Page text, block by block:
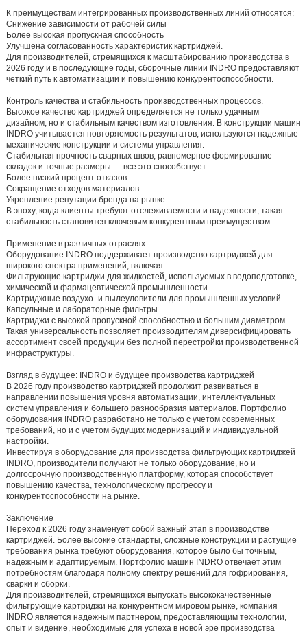
К преимуществам интегрированных производственных линий относятся:
Снижение зависимости от рабочей силы
Более высокая пропускная способность
Улучшена согласованность характеристик картриджей.
Для производителей, стремящихся к масштабированию производства в
2026 году и в последующие годы, сборочные линии INDRO предоставляют
четкий путь к автоматизации и повышению конкурентоспособности.
Контроль качества и стабильность производственных процессов.
Высокое качество картриджей определяется не только удачным
дизайном, но и стабильным качеством изготовления. В конструкции машин
INDRO учитывается повторяемость результатов, используются надежные
механические конструкции и системы управления.
Стабильная прочность сварных швов, равномерное формирование
складок и точные размеры — все это способствует:
Более низкий процент отказов
Сокращение отходов материалов
Укрепление репутации бренда на рынке
В эпоху, когда клиенты требуют отслеживаемости и надежности, такая
стабильность становится ключевым конкурентным преимуществом.
Применение в различных отраслях
Оборудование INDRO поддерживает производство картриджей для
широкого спектра применений, включая:
Фильтрующие картриджи для жидкостей, используемых в водоподготовке,
химической и фармацевтической промышленности.
Картриджные воздухо- и пылеуловители для промышленных условий
Капсульные и лабораторные фильтры
Картриджи с высокой пропускной способностью и большим диаметром
Такая универсальность позволяет производителям диверсифицировать
ассортимент своей продукции без полной перестройки производственной
инфраструктуры.
Взгляд в будущее: INDRO и будущее производства картриджей
В 2026 году производство картриджей продолжит развиваться в
направлении повышения уровня автоматизации, интеллектуальных
систем управления и большего разнообразия материалов. Портфолио
оборудования INDRO разработано не только с учетом современных
требований, но и с учетом будущих модернизаций и индивидуальной
настройки.
Инвестируя в оборудование для производства фильтрующих картриджей
INDRO, производители получают не только оборудование, но и
долгосрочную производственную платформу, которая способствует
повышению качества, технологическому прогрессу и
конкурентоспособности на рынке.
Заключение
Переход к 2026 году знаменует собой важный этап в производстве
картриджей. Более высокие стандарты, сложные конструкции и растущие
требования рынка требуют оборудования, которое было бы точным,
надежным и адаптируемым. Портфолио машин INDRO отвечает этим
потребностям благодаря полному спектру решений для гофрирования,
сварки и сборки.
Для производителей, стремящихся выпускать высококачественные
фильтрующие картриджи на конкурентном мировом рынке, компания
INDRO является надежным партнером, предоставляющим технологии,
опыт и видение, необходимые для успеха в новой эре производства